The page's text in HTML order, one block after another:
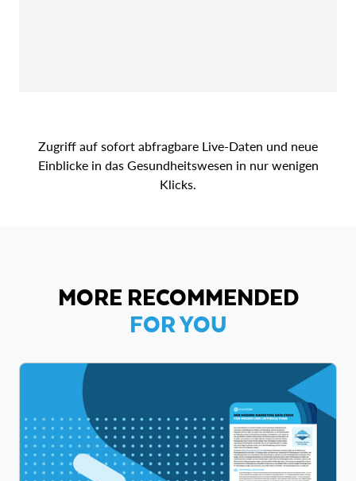
Zugriff auf sofort abfragbare Live-Daten und neue
Einblicke in das Gesundheitswesen in nur wenigen
Klicks.
MORE RECOMMENDED
FOR YOU